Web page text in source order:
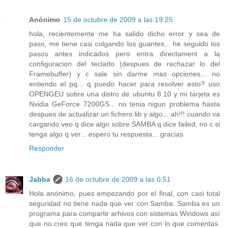
Anónimo 15 de octubre de 2009 a las 19:25
hola, recientemente me ha salido dicho error y sea de
paso, me tiene casi colgando los guantes... he seguido los
pasos antes indicados pero entra directament a la
configuracion del teclado (despues de rechazar lo del
Framebuffer) y c sale sin darme mas opciones... no
entiendo el pq... q puedo hacer para resolver esto? uso
OPENGEU sobre una distro de ubuntu 8.10 y mi tarjeta es
Nvidia GeForce 7200GS... no tenia nigun problema hasta
despues de actualizar un fichero lib y algo... ah!!! cuando va
cargando veo q dice algo sobre SAMBA q dice failed, no c si
tenga algo q ver... espero tu respuesta... gracias
Responder
Jabba
16 de octubre de 2009 a las 0:51
Hola anónimo, pues empezando por el final, con casi total
seguridad no tiene nada que ver con Samba. Samba es un
programa para compartir arhivos con sistemas Windows así
que no creo que tenga nada que ver con lo que comentas.